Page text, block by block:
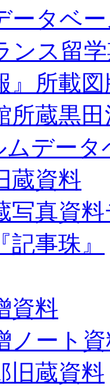
ータベ
ンス留
』所載
所蔵黒
データ
蔵資料
写真資
事珠』
資料
ノート
旧蔵資料